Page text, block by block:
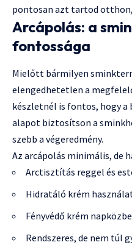
pontosan azt tartod otthon,
Arcápolás: a
fontossága
Mielőtt bármilyen
elengedhetetlen a
készletnél is fontos, hogy a
alapot biztosítson a
szebb a végeredmény.
Az arcápolás minimális, de
Arctisztítás reggel és
Hidratáló krém
Fényvédő krém
Rendszeres, de nem túl